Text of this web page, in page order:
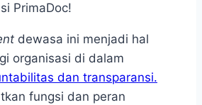
PrimaDoc!
dewasa ini menjadi hal
organisasi di dalam
dan transparansi.
fungsi dan peran